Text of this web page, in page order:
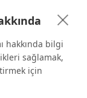
amaçlıdır.
ya da bir sağlık
hakkında bilgi
sağlamak,
için